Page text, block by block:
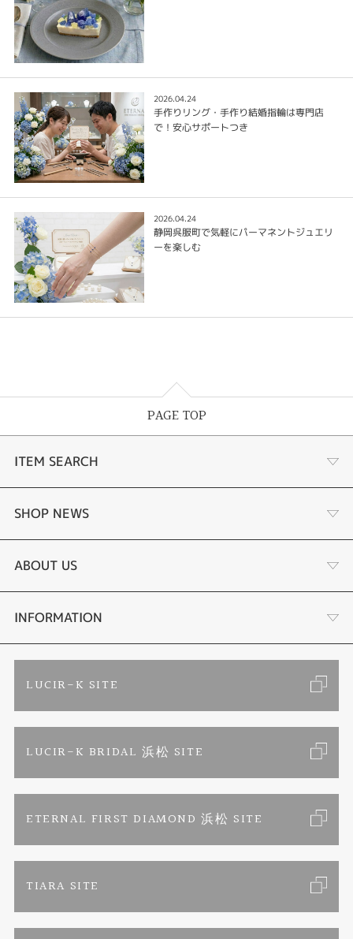
2026.04.24
手作りリング・手作り結婚指輪は専門店
で！安心サポートつき
2026.04.24
静岡呉服町で気軽にパーマネントジュエリ
ーを楽しむ
PAGE TOP
ITEM SEARCH
婚約指輪 結婚指輪
ラボグロウンダイヤモンド婚約指輪
手作り結婚指輪
手作りペアリング
カラー発色ジュエリー
パーマネントジュエリー
SHOP NEWS
商品一覧
ブランドリスト
リフォーム
ABOUT US
店舗情報・会社概要
お問い合わせ
INFORMATION
LUCIR-K SITE
LUCIR-K BRIDAL 浜松 SITE
ETERNAL FIRST DIAMOND 浜松 SITE
TIARA SITE